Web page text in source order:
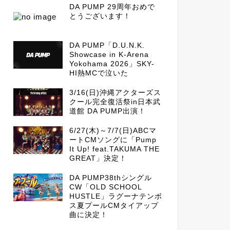
DA PUMP 29周年おめで
とうございます！
DA PUMP「D.U.N.K.
Showcase in K-Arena
Yokohama 2026」SKY-
HI熱MCで泣いた
3/16(日)沖縄アクターズス
クール完全復活祭in日本武
道館 DA PUMP出演！
6/27(木)～7/7(日)ABCマ
ートCMソングに「Pump
It Up! feat.TAKUMA THE
GREAT」決定！
DA PUMP38thシングル
CW「OLD SCHOOL
HUSTLE」ラグーナテンボ
ス夏プールCMタイアップ
曲に決定！